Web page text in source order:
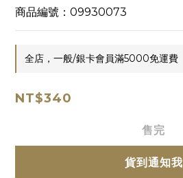
商品編號：09930073
全店，一般/銀卡會員滿5000免運費
NT$340
售完
貨到通知我